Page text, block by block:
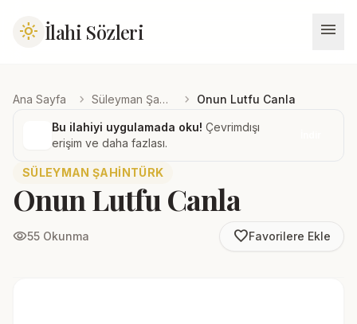
light_mode İlahi Sözleri menu
Ana Sayfa chevron_right Süleyman Şahintürk chevron_right Onun Lutfu Canla
Bu ilahiyi uygulamada oku! Çevrimdışı
erişim ve daha fazlası.
SÜLEYMAN ŞAHINTÜRK
Onun Lutfu Canla
visibility55 Okunma favorite_borderFavorilere Ekle